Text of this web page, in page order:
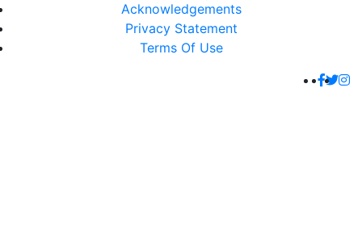
Acknowledgements
Privacy Statement
Terms Of Use